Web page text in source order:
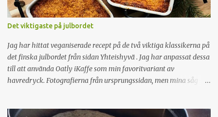
Det viktigaste på julbordet
Jag har hittat veganiserade recept på de två viktiga klassikerna på
det finska julbordet från sidan Yhteishyvä . Jag har anpassat dessa
till att använda Oatly iKaffe som min favoritvariant av
havredryck. Fotografierna från ursprungssidan, men mina såg